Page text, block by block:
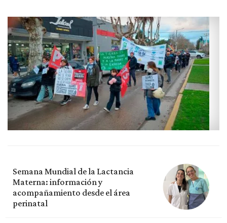
Semana Mundial de la Lactancia
Materna: información y
acompañamiento desde el área
perinatal